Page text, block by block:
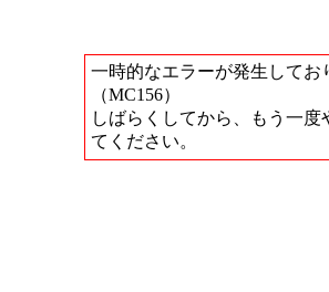
一時的なエラーが発生してお
（MC156）
しばらくしてから、もう一度
てください。